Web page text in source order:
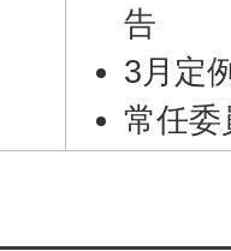
告
3月定
常任